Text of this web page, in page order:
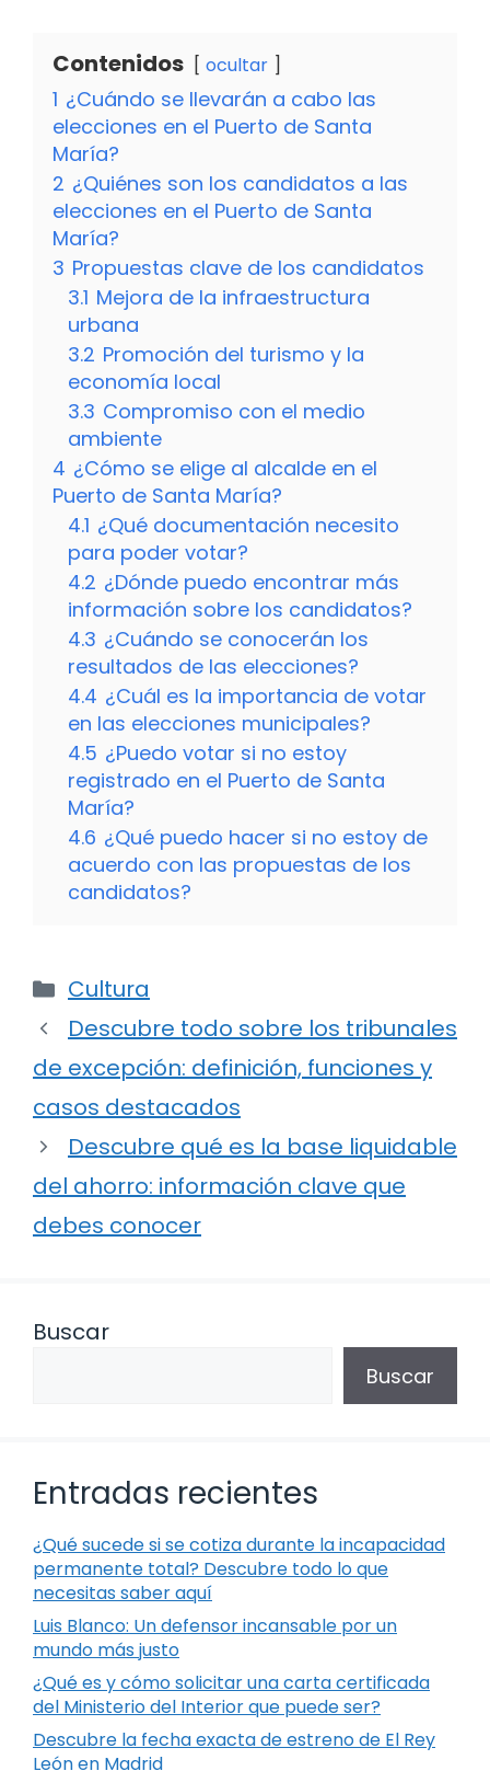
Contenidos ocultar
1 ¿Cuándo se llevarán a cabo las
elecciones en el Puerto de Santa
María?
2 ¿Quiénes son los candidatos a las
elecciones en el Puerto de Santa
María?
3 Propuestas clave de los candidatos
3.1 Mejora de la infraestructura
urbana
3.2 Promoción del turismo y la
economía local
3.3 Compromiso con el medio
ambiente
4 ¿Cómo se elige al alcalde en el
Puerto de Santa María?
4.1 ¿Qué documentación necesito
para poder votar?
4.2 ¿Dónde puedo encontrar más
información sobre los candidatos?
4.3 ¿Cuándo se conocerán los
resultados de las elecciones?
4.4 ¿Cuál es la importancia de votar
en las elecciones municipales?
4.5 ¿Puedo votar si no estoy
registrado en el Puerto de Santa
María?
4.6 ¿Qué puedo hacer si no estoy de
acuerdo con las propuestas de los
candidatos?
Categorías
Cultura
Descubre todo sobre los tribunales
de excepción: definición, funciones y
casos destacados
Descubre qué es la base liquidable
del ahorro: información clave que
debes conocer
Buscar
Buscar
Entradas recientes
¿Qué sucede si se cotiza durante la incapacidad
permanente total? Descubre todo lo que
necesitas saber aquí
Luis Blanco: Un defensor incansable por un
mundo más justo
¿Qué es y cómo solicitar una carta certificada
del Ministerio del Interior que puede ser?
Descubre la fecha exacta de estreno de El Rey
León en Madrid